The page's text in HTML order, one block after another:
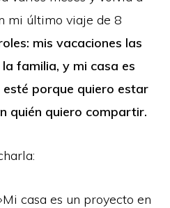
mi último viaje de 8
mis vacaciones las
familia, y mi casa es
porque quiero estar
quién quiero compartir.
casa es un proyecto en